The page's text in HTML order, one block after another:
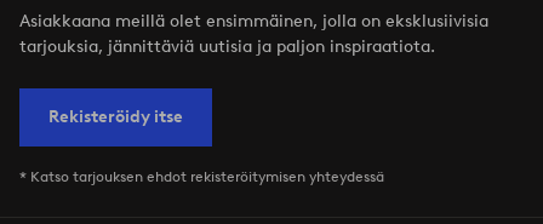
Asiakkaana meillä olet ensimmäinen, jolla on eksklusiivisia
tarjouksia, jännittäviä uutisia ja paljon inspiraatiota.
Rekisteröidy itse
* Katso tarjouksen ehdot rekisteröitymisen yhteydessä